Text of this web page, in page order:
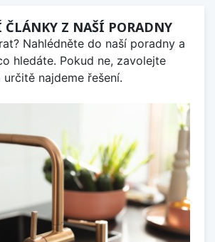
ČLÁNKY Z NAŠÍ PORADNY
Nahlédněte do naší poradny a
hledáte. Pokud ne, zavolejte
najdeme řešení.